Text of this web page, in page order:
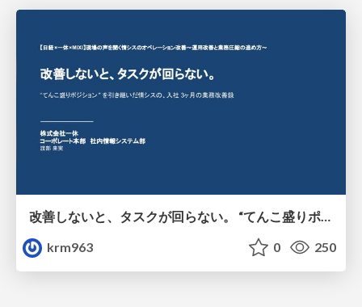
改善しないと、タスクが回らない。 “てんこ盛りポジション” を引き継いだ情シスの、入社3ヶ月の業務改善録
krm963
0 250